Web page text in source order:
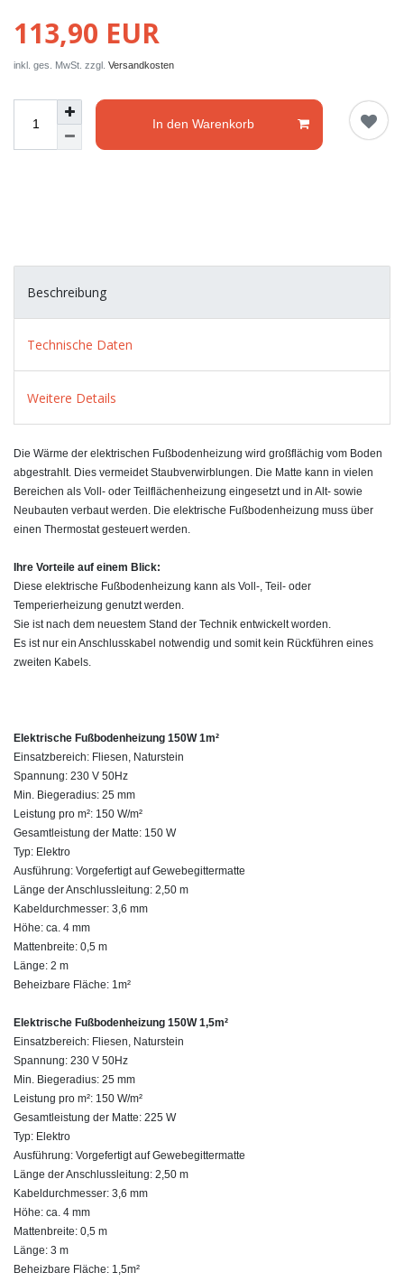
113,90 EUR
inkl. ges. MwSt. zzgl. Versandkosten
In den Warenkorb
Beschreibung
Technische Daten
Weitere Details
Die Wärme der elektrischen Fußbodenheizung wird großflächig vom Boden
abgestrahlt. Dies vermeidet Staubverwirblungen. Die Matte kann in vielen
Bereichen als Voll- oder Teilflächenheizung eingesetzt und in Alt- sowie
Neubauten verbaut werden. Die elektrische Fußbodenheizung muss über
einen Thermostat gesteuert werden.
Ihre Vorteile auf einem Blick:
Diese elektrische Fußbodenheizung kann als Voll-, Teil- oder
Temperierheizung genutzt werden.
Sie ist nach dem neuestem Stand der Technik entwickelt worden.
Es ist nur ein Anschlusskabel notwendig und somit kein Rückführen eines
zweiten Kabels.
Elektrische Fußbodenheizung 150W 1m²
Einsatzbereich: Fliesen, Naturstein
Spannung: 230 V 50Hz
Min. Biegeradius: 25 mm
Leistung pro m²: 150 W/m²
Gesamtleistung der Matte: 150 W
Typ: Elektro
Ausführung: Vorgefertigt auf Gewebegittermatte
Länge der Anschlussleitung: 2,50 m
Kabeldurchmesser: 3,6 mm
Höhe: ca. 4 mm
Mattenbreite: 0,5 m
Länge: 2 m
Beheizbare Fläche: 1m²
Elektrische Fußbodenheizung 150W 1,5m²
Einsatzbereich: Fliesen, Naturstein
Spannung: 230 V 50Hz
Min. Biegeradius: 25 mm
Leistung pro m²: 150 W/m²
Gesamtleistung der Matte: 225 W
Typ: Elektro
Ausführung: Vorgefertigt auf Gewebegittermatte
Länge der Anschlussleitung: 2,50 m
Kabeldurchmesser: 3,6 mm
Höhe: ca. 4 mm
Mattenbreite: 0,5 m
Länge: 3 m
Beheizbare Fläche: 1,5m²